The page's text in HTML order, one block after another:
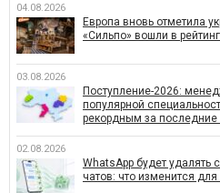
04.08.2026
Европа вновь отметила
«Сильпо» вошли в
03.08.2026
Поступление-2026:
популярной
рекордным за последние
02.08.2026
WhatsApp будет
чатов: что изменится для